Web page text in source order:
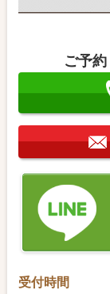
ご予
受付時間